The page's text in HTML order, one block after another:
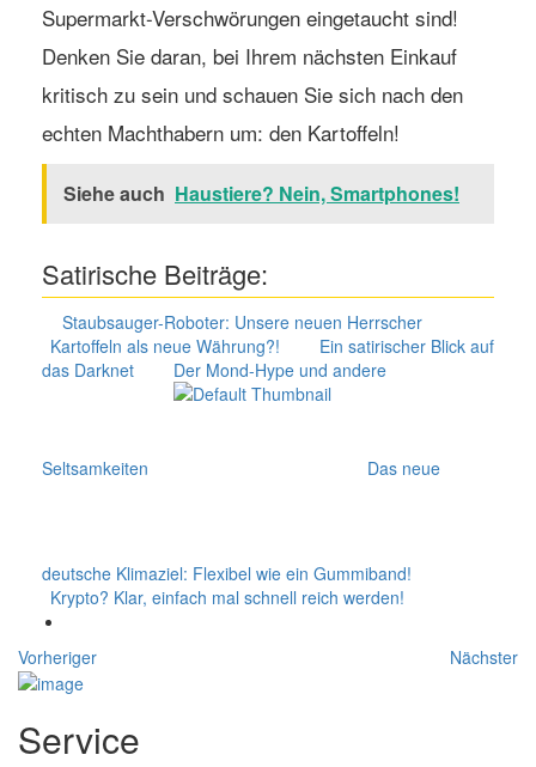
Supermarkt-Verschwörungen eingetaucht sind!
Denken Sie daran, bei Ihrem nächsten Einkauf
kritisch zu sein und schauen Sie sich nach den
echten Machthabern um: den Kartoffeln!
Siehe auch Haustiere? Nein, Smartphones!
Satirische Beiträge:
Staubsauger-Roboter: Unsere neuen Herrscher
Kartoffeln als neue Währung?!
Ein satirischer Blick auf
das Darknet
Der Mond-Hype und andere
Seltsamkeiten Das neue
deutsche Klimaziel: Flexibel wie ein Gummiband!
Krypto? Klar, einfach mal schnell reich werden!
Vorheriger Nächster
Service